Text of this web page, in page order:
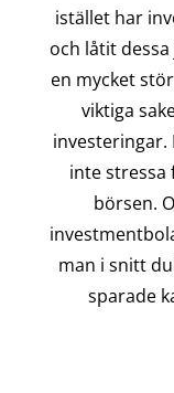
istället har
och låtit
en mycket
viktiga
investeringar.
inte stressa
börsen.
man i snitt
sparade